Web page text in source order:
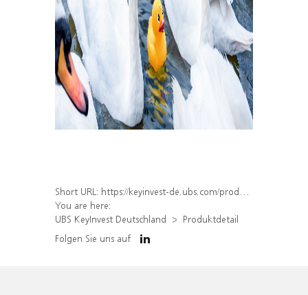
Short URL: https://keyinvest-de.ubs.com/produkt/detail/index/isin/DE000WA8F0T5
You are here:
UBS KeyInvest Deutschland
Produktdetail
Folgen Sie uns auf